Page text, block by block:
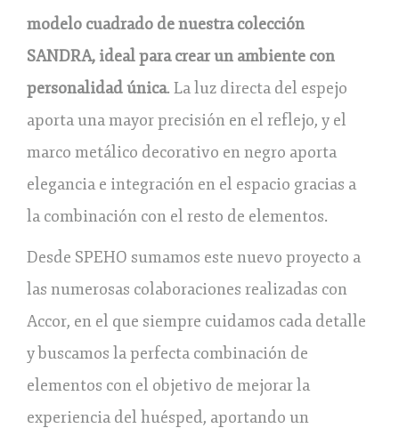
modelo cuadrado de nuestra colección
SANDRA, ideal para crear un ambiente con
personalidad única. La luz directa del espejo
aporta una mayor precisión en el reflejo, y el
marco metálico decorativo en negro aporta
elegancia e integración en el espacio gracias a
la combinación con el resto de elementos.
Desde SPEHO sumamos este nuevo proyecto a
las numerosas colaboraciones realizadas con
Accor, en el que siempre cuidamos cada detalle
y buscamos la perfecta combinación de
elementos con el objetivo de mejorar la
experiencia del huésped, aportando un